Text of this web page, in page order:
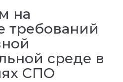
на
требований
среде в
СПО